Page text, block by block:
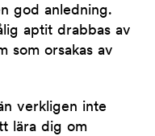
god anledning.
aptit drabbas av
som orsakas av
verkligen inte
lära dig om